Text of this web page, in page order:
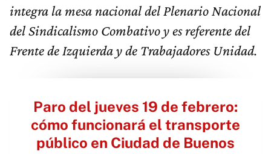
integra la mesa nacional del Plenario Nacional
del Sindicalismo Combativo y es referente del
Frente de Izquierda y de Trabajadores Unidad.
Paro del jueves 19 de febrero:
cómo funcionará el transporte
público en Ciudad de Buenos